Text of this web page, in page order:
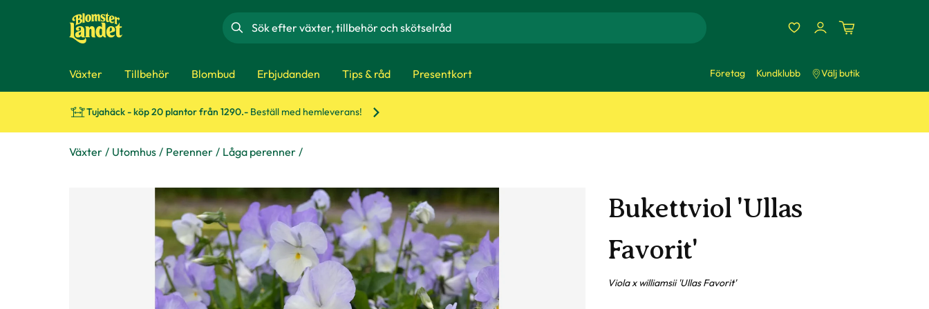
Sök
Växter Tillbehör Blombud Erbjudanden Tips & råd Presentkort Företag Kundklubb Välj butik
Tujahäck - köp 20 plantor från 1290.- Beställ med hemleverans!
Växter Utomhus Perenner Låga perenner
Bukettviol 'Ullas
Favorit'
Viola x williamsii 'Ullas Favorit'